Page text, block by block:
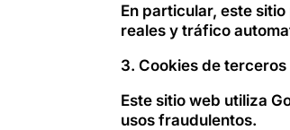
En particular, este
reales y tráfico
3. Cookies de
Este sitio web utiliza
usos fraudulentos.